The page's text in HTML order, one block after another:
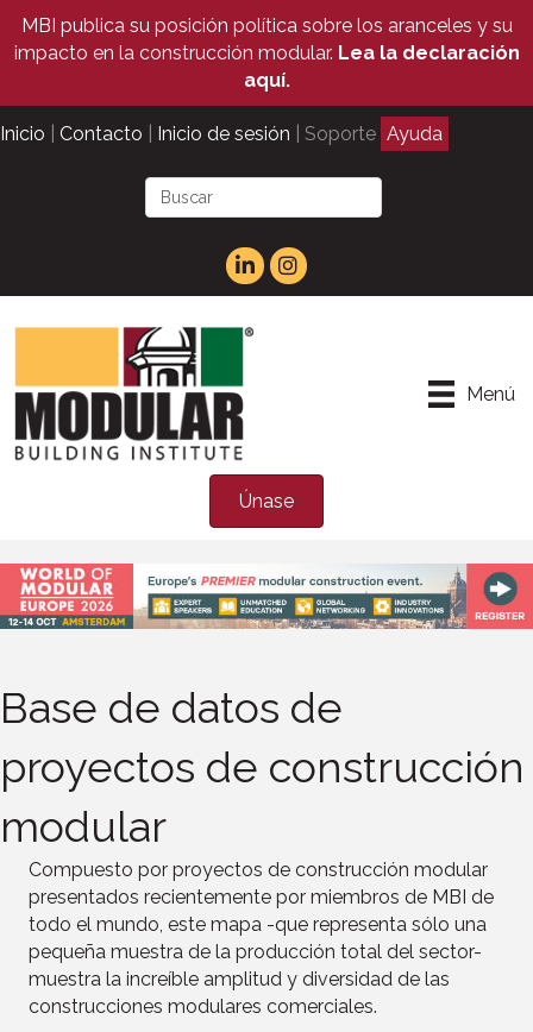
MBI publica su posición política sobre los aranceles y su
impacto en la construcción modular. Lea la declaración
aquí.
Inicio Contacto Inicio de sesión | Soporte Ayuda
Menú
Únase
Base de datos de
proyectos de construcción
modular
Compuesto por proyectos de construcción modular
presentados recientemente por miembros de MBI de
todo el mundo, este mapa -que representa sólo una
pequeña muestra de la producción total del sector-
muestra la increíble amplitud y diversidad de las
construcciones modulares comerciales.